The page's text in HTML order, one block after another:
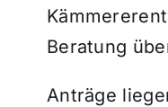
Beratung
Anträge